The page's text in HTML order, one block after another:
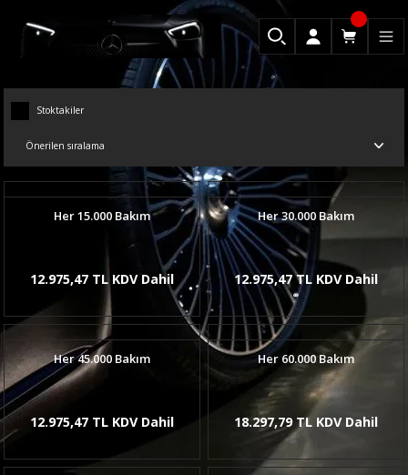
Stoktakiler
Her 15.000 Bakım
12.975,47 TL KDV Dahil
Her 30.000 Bakım
12.975,47 TL KDV Dahil
Her 45.000 Bakım
12.975,47 TL KDV Dahil
Her 60.000 Bakım
18.297,79 TL KDV Dahil